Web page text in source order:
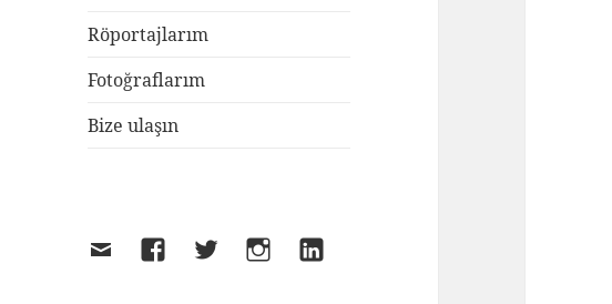
Röportajlarım
Fotoğraflarım
Bize ulaşın